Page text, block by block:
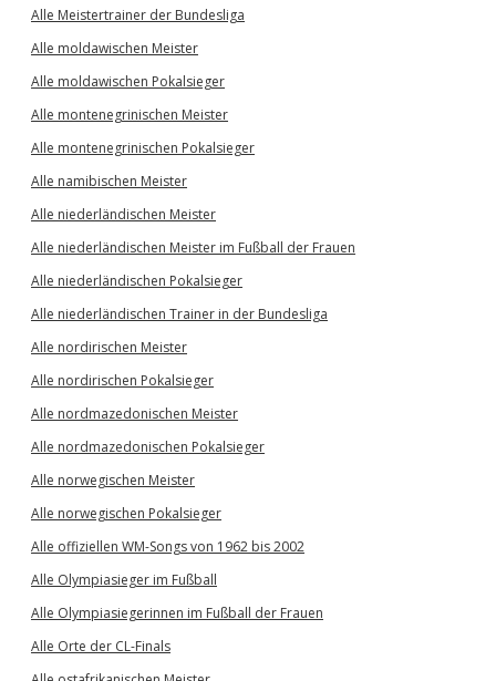
Alle Meistertrainer der Bundesliga
Alle moldawischen Meister
Alle moldawischen Pokalsieger
Alle montenegrinischen Meister
Alle montenegrinischen Pokalsieger
Alle namibischen Meister
Alle niederländischen Meister
Alle niederländischen Meister im Fußball der Frauen
Alle niederländischen Pokalsieger
Alle niederländischen Trainer in der Bundesliga
Alle nordirischen Meister
Alle nordirischen Pokalsieger
Alle nordmazedonischen Meister
Alle nordmazedonischen Pokalsieger
Alle norwegischen Meister
Alle norwegischen Pokalsieger
Alle offiziellen WM-Songs von 1962 bis 2002
Alle Olympiasieger im Fußball
Alle Olympiasiegerinnen im Fußball der Frauen
Alle Orte der CL-Finals